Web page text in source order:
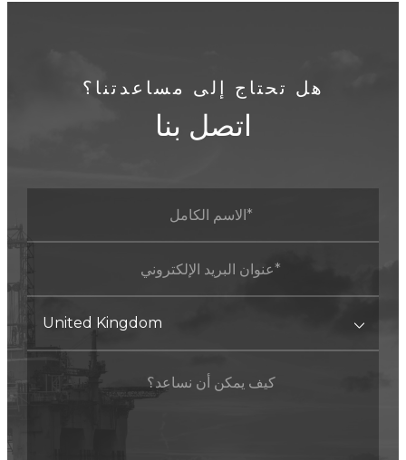
هل تحتاج إلى مساعدتنا؟
اتصل بنا